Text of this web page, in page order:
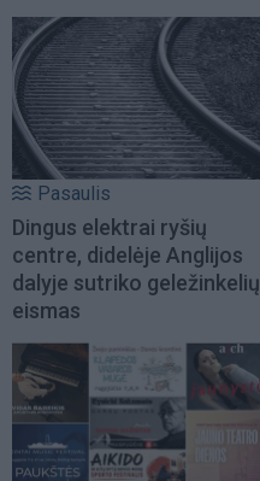
Pasaulis
Dingus elektrai ryšių
centre, didelėje Anglijos
dalyje sutriko geležinkelių
eismas